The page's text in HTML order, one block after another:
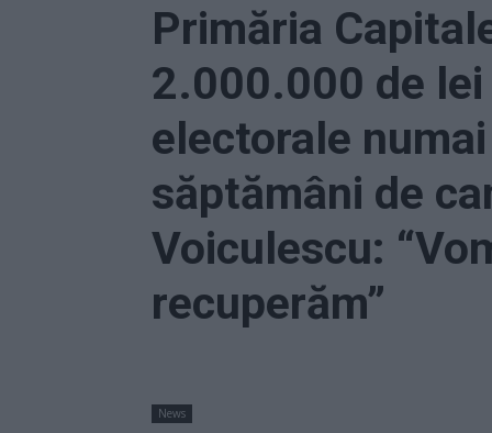
Primăria
2.000.000 de
electorale
săptămâni de
Voiculescu:
recuperăm”
News